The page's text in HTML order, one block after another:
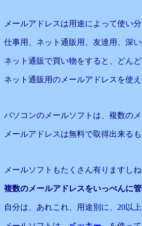
メールアドレスは用途によって使い
仕事用、ネット通販用、友達用、深
ネット通販で買い物をすると、どん
ネット通販用のメールアドレスを使
パソコンのメールソフトは、複数の
メールアドレスは無料で取得出来る
メールソフトもたくさん有りますしね
複数のメールアドレスをいっぺんに
自分は、あれこれ、用途別に、20以